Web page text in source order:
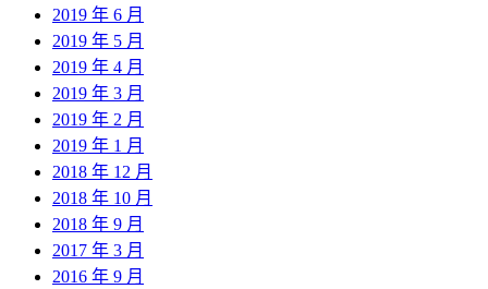
2019 年 6 月
2019 年 5 月
2019 年 4 月
2019 年 3 月
2019 年 2 月
2019 年 1 月
2018 年 12 月
2018 年 10 月
2018 年 9 月
2017 年 3 月
2016 年 9 月